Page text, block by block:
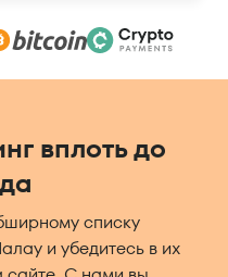
вплоть до
списку
и убедитесь в их